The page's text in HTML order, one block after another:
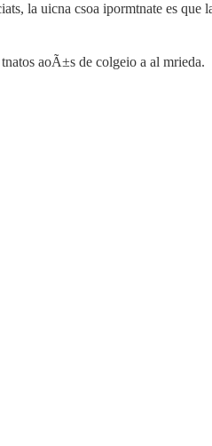
la uicna csoa ipormtnate es
aoÃ±s de colgeio a al mrieda.